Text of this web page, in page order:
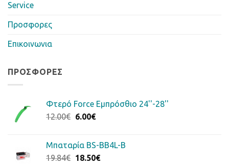
Service
Προσφορες
Επικοινωνια
ΠΡΟΣΦΟΡΈΣ
Φτερό Force Εμπρόσθιο 24''-28''
12.00€ Original
12.00€.
6.00€Η
είναι:
6.00€.
Μπαταρία BS-BB4L-B
19.84€ Original
18.50€Η